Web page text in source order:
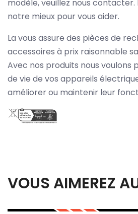
modèle, veuillez nous contacter.
notre mieux pour vous aider.
La vous assure des pièces de
accessoires à prix raisonnable
Avec nos produits nous voulons
de vie de vos appareils
améliorer ou maintenir leur
VOUS AIMEREZ